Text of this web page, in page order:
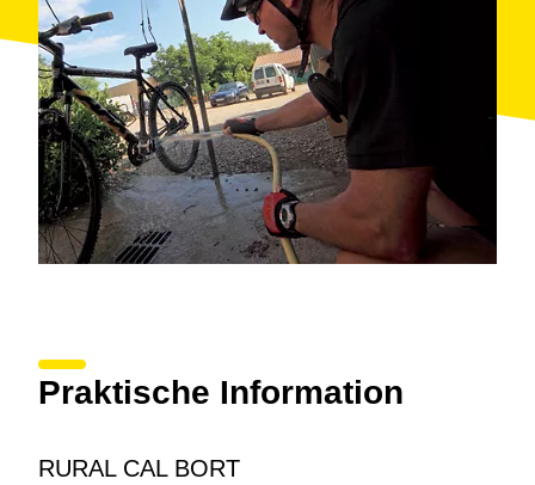
Praktische Information
RURAL CAL BORT